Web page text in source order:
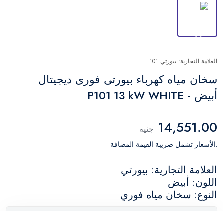
العلامة التجارية: بيورتي 101
سخان مياه كهرباء بيورتى فورى ديجيتال
أبيض - P101 13 kW WHITE
14,551.00 جنيه
.الأسعار تشمل ضريبة القيمة المضافة
العلامة التجارية: بيورتي
اللون: أبيض
النوع: سخان مياه فوري